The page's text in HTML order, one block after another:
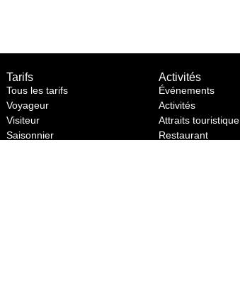
Tarifs
Tous les tarifs
Voyageur
Visiteur
Saisonnier
Activités
Événements
Activités
Attraits touristique
Restaurant